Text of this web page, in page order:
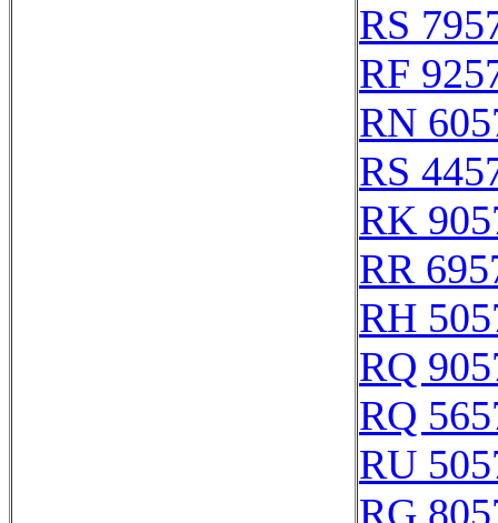
RS
RF
RN
RS
RK
RR
RH
RQ
RQ
RU
RG